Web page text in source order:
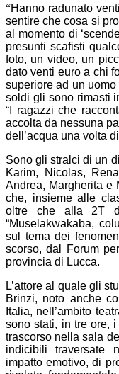
“Hanno radunato
sentire che cosa si
al momento di
presunti scafisti
foto, un video, un
dato venti euro a chi
superiore ad un
soldi gli sono rimasti
“I ragazzi che
accolta da nessuna
dell’acqua una volta
Sono gli stralci di un
Karim, Nicolas,
Andrea, Margherita e
che, insieme alle
oltre che alla 2T
“Muselakwakaba,
sul tema dei
scorso, dal Forum
provincia di Lucca.
L’attore al quale gli
Brinzi, noto anche
Italia, nell’ambito
sono stati, in tre ore,
trascorso nella sala
indicibili traversate
impatto emotivo, di